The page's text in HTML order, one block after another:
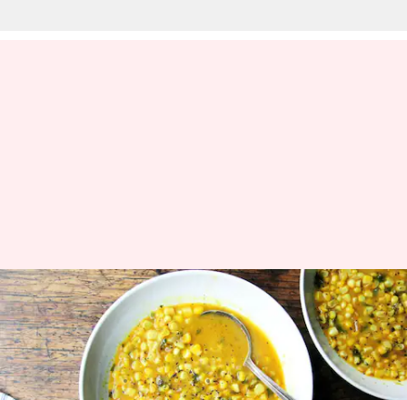
Lima Hidangan Berbasis
Jagung India yang Wajib Anda
Cicipi
menulis Handoko Jan 20, 2026 11:41 am